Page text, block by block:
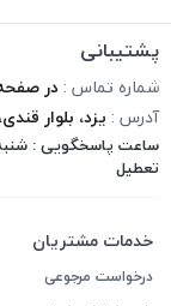
پشتیبانی
شماره تماس : در
آدرس : یزد، بلوار
تعطیل
خدمات مشتریان
درخواست مرجوعی